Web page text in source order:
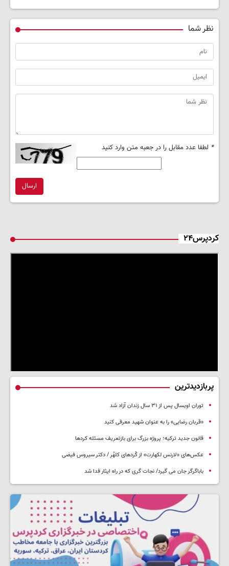
نظر شما
* لطفا عدد مقابل را در جعبه متن وارد کنید
ارسال
کردپرس۲۴
پربازدیدترین
توران اویسال پس از ۳۱ سال زندان آزاد شد
«قربان رضایی» را به عنوان شهید معرفی کنید
قانون جدید ترکیه؛ پروژه بزرگ‌ برای بازتعریف مسئله کردها
عکس‌های «لارنس لکهارت» از کُردهای کلهُر / دکتر سیروس فیضی
باباگرگر جان می گیرد/ نجات گری که در راه ایثار فدا شد